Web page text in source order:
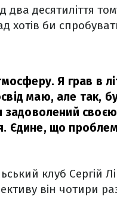
десятиліття
хотів би
Я грав в
маю, але так,
задоволений
Єдине, що
клуб Сергій
він чотири